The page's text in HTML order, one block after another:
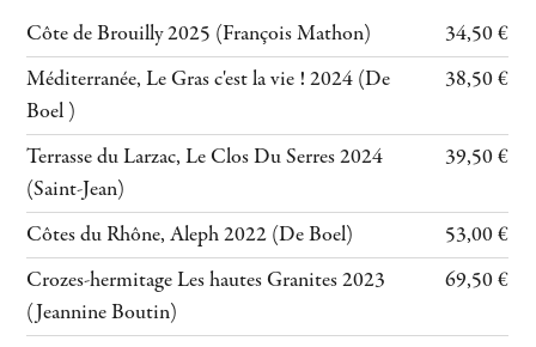
Côte de Brouilly 2025 (François Mathon)
34,50 €
Méditerranée, Le Gras c'est la vie ! 2024 (De
Boel )
38,50 €
Terrasse du Larzac, Le Clos Du Serres 2024
(Saint-Jean)
39,50 €
Côtes du Rhône, Aleph 2022 (De Boel)
53,00 €
Crozes-hermitage Les hautes Granites 2023
(Jeannine Boutin)
69,50 €